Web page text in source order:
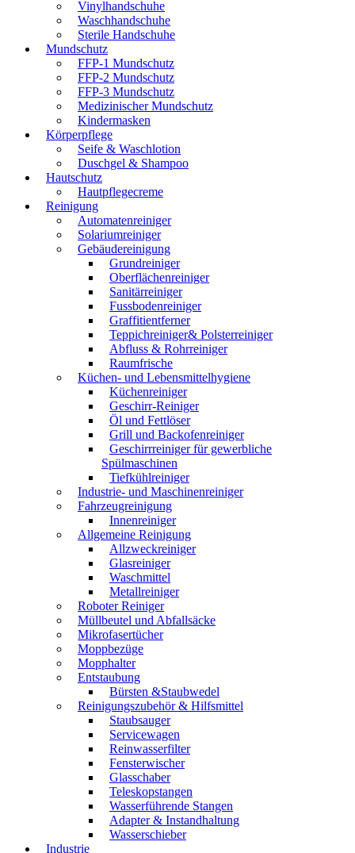
Vinylhandschuhe
Waschhandschuhe
Sterile Handschuhe
Mundschutz
FFP-1 Mundschutz
FFP-2 Mundschutz
FFP-3 Mundschutz
Medizinischer Mundschutz
Kindermasken
Körperpflege
Seife & Waschlotion
Duschgel & Shampoo
Hautschutz
Hautpflegecreme
Reinigung
Automatenreiniger
Solariumreiniger
Gebäudereinigung
Grundreiniger
Oberflächenreiniger
Sanitärreiniger
Fussbodenreiniger
Graffitientferner
Teppichreiniger& Polsterreiniger
Abfluss & Rohrreiniger
Raumfrische
Küchen- und Lebensmittelhygiene
Küchenreiniger
Geschirr-Reiniger
Öl und Fettlöser
Grill und Backofenreiniger
Geschirrreiniger für gewerbliche
Spülmaschinen
Tiefkühlreiniger
Industrie- und Maschinenreiniger
Fahrzeugreinigung
Innenreiniger
Allgemeine Reinigung
Allzweckreiniger
Glasreiniger
Waschmittel
Metallreiniger
Roboter Reiniger
Müllbeutel und Abfallsäcke
Mikrofasertücher
Moppbezüge
Mopphalter
Entstaubung
Bürsten &Staubwedel
Reinigungszubehör & Hilfsmittel
Staubsauger
Servicewagen
Reinwasserfilter
Fensterwischer
Glasschaber
Teleskopstangen
Wasserführende Stangen
Adapter & Instandhaltung
Wasserschieber
Industrie